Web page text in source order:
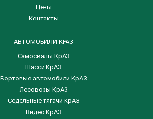
Цены
Контакты
АВТОМОБИЛИ КРАЗ
Самосвалы КрАЗ
Шасси КрАЗ
Бортовые автомобили КрАЗ
Лесовозы КрАЗ
Седельные тягачи КрАЗ
Видео КрАЗ